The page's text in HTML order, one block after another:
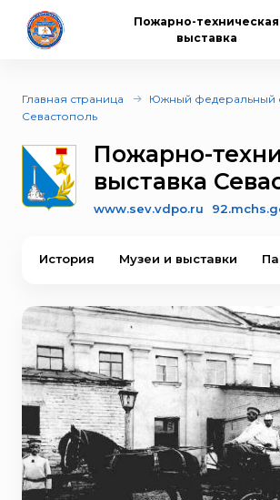
Пожарно-техническая
выставка
Главная страница
Южный федеральный
Севастополь
Пожарно-
выставка
www.sev.vdpo.ru
История Музеи и выставки